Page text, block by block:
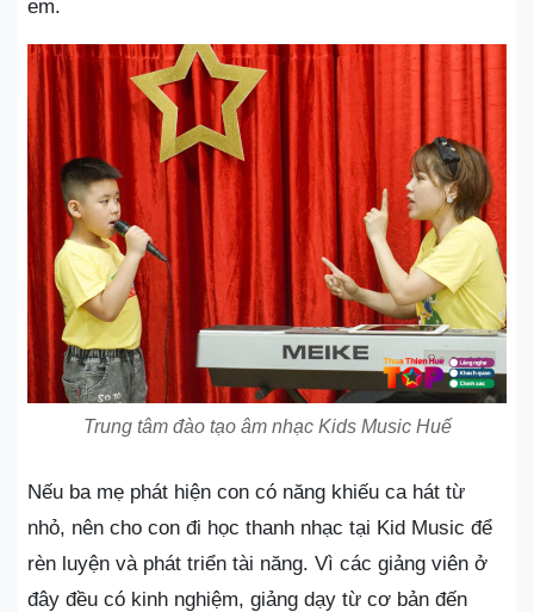
em.
Trung tâm đào tạo âm nhạc Kids Music Huế
Nếu ba mẹ phát hiện con có năng khiếu ca hát từ
nhỏ, nên cho con đi học thanh nhạc tại Kid Music để
rèn luyện và phát triển tài năng. Vì các giảng viên ở
đây đều có kinh nghiệm, giảng dạy từ cơ bản đến